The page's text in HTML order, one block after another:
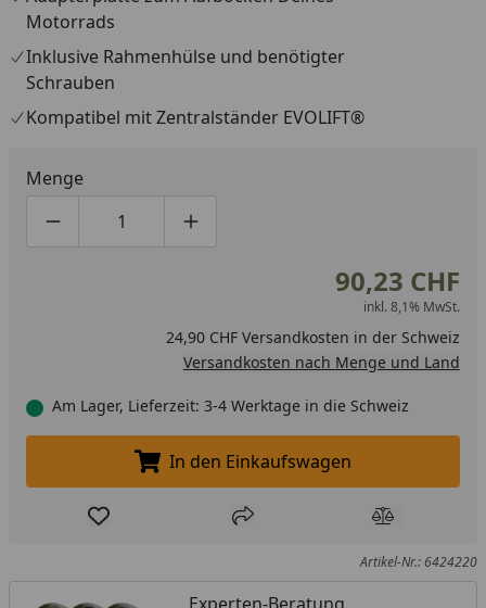
Motorrads
Inklusive Rahmenhülse und benötigter
Schrauben
Kompatibel mit Zentralständer EVOLIFT®
Menge
Produktmenge um eins verringern
Produktmenge manuell eingeben
Produktmenge um eins erhöhen
90,23 CHF
inkl. 8,1% MwSt.
24,90 CHF Versandkosten in der Schweiz
Versandkosten nach Menge und Land
Am Lager, Lieferzeit: 3-4 Werktage in die Schweiz
In den Einkaufswagen legen
In den Einkaufswagen
Produkt zur Wunschliste hinzufügen
Teilen Produkt
Artikel-Nr.: 6424220